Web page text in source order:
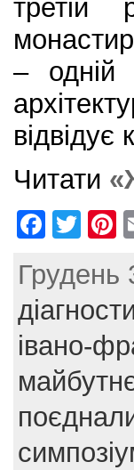
третій
– одній
відвідує
Читати
F
c
e
b
o
o
k
T
itt
er e
Грудень
івано-